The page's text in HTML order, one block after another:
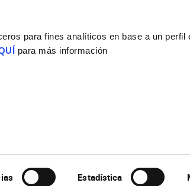
para fines analíticos en base a un perfil
para más información
Estadística